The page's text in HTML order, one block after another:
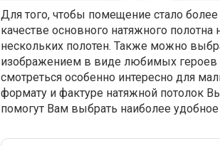
Для того, чтобы помещение стало
качестве основного натяжного
нескольких полотен. Также можно
изображением в виде любимых героев
смотреться особенно интересно для
формату и фактуре натяжной потолок
помогут Вам выбрать наиболее